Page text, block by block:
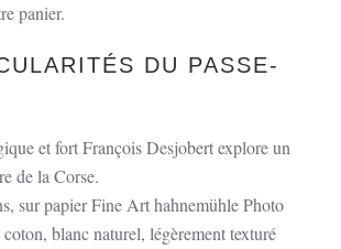
panier.
DU PASSE-
et fort François Desjobert explore un
de la Corse.
sur papier Fine Art hahnemühle Photo
blanc naturel, légèrement texturé